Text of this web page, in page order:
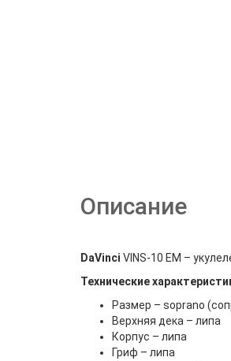
Описание
DaVinci VINS-10 EM –
Технические
Размер – soprano
Верхняя дека – липа
Корпус – липа
Гриф – липа